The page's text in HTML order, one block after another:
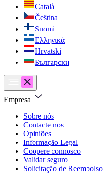
Català
Čeština
Suomi
Ελληνικά
Hrvatski
Български
Empresa
Sobre nós
Contacte-nos
Opiniões
Informação Legal
Coopere connosco
Validar seguro
Solicitação de Reembolso